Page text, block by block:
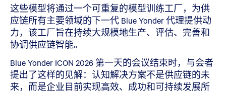
这些模型将通过一个可重复的模型训练工厂，为供
应链所有主要领域的下一代 Blue Yonder 代理提供动
力，该工厂旨在持续大规模地生产、评估、完善和
协调供应链智能。
Blue Yonder ICON 2026 第一天的会议结束时，与会者
提出了这样的见解：认知解决方案不是供应链的未
来，而是企业目前实现高效、成功和可持续发展所